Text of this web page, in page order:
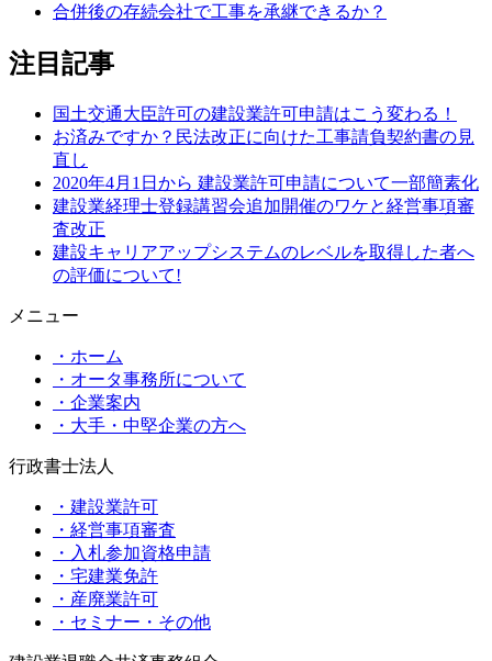
合併後の存続会社で工事を承継できるか？
注目記事
国土交通大臣許可の建設業許可申請はこう変わる！
お済みですか？民法改正に向けた工事請負契約書の見
直し
2020年4月1日から 建設業許可申請について一部簡素化
建設業経理士登録講習会追加開催のワケと経営事項審
査改正
建設キャリアアップシステムのレベルを取得した者へ
の評価について!
メニュー
・ホーム
・オータ事務所について
・企業案内
・大手・中堅企業の方へ
行政書士法人
・建設業許可
・経営事項審査
・入札参加資格申請
・宅建業免許
・産廃業許可
・セミナー・その他